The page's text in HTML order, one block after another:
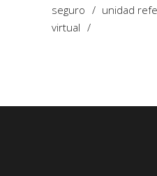
seguro
unidad
virtual